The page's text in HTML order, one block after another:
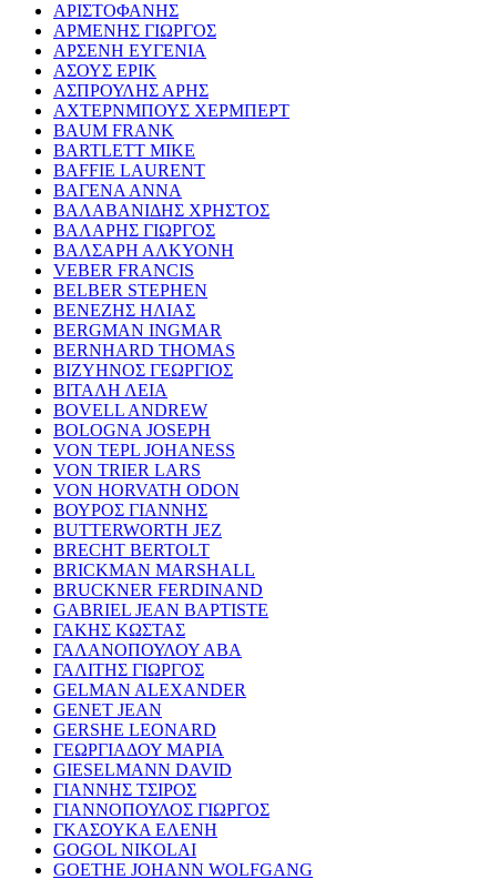
ΑΡΙΣΤΟΦΑΝΗΣ
ΑΡΜΕΝΗΣ ΓΙΩΡΓΟΣ
ΑΡΣΕΝΗ ΕΥΓΕΝΙΑ
ΑΣΟΥΣ ΕΡΙΚ
ΑΣΠΡΟΥΛΗΣ ΑΡΗΣ
ΑΧΤΕΡΝΜΠΟΥΣ ΧΕΡΜΠΕΡΤ
BAUM FRANK
BARTLETT MIKE
BAFFIE LAURENT
ΒΑΓΕΝΑ ΑΝΝΑ
ΒΑΛΑΒΑΝΙΔΗΣ ΧΡΗΣΤΟΣ
ΒΑΛΑΡΗΣ ΓΙΩΡΓΟΣ
ΒΑΛΣΑΡΗ ΑΛΚΥΟΝΗ
VEBER FRANCIS
BELBER STEPHEN
ΒΕΝΕΖΗΣ ΗΛΙΑΣ
BERGMAN INGMAR
BERNHARD THOMAS
ΒΙΖΥΗΝΟΣ ΓΕΩΡΓΙΟΣ
ΒΙΤΑΛΗ ΛΕΙΑ
BOVELL ANDREW
BOLOGNA JOSEPH
VON TEPL JOHANESS
VON TRIER LARS
VON HORVATH ODON
ΒΟΥΡΟΣ ΓΙΑΝΝΗΣ
BUTTERWORTH JEZ
BRECHT BERTOLT
BRICKMAN MARSHALL
BRUCKNER FERDINAND
GABRIEL JEAN BAPTISTE
ΓΑΚΗΣ ΚΩΣΤΑΣ
ΓΑΛΑΝΟΠΟΥΛΟΥ ΑΒΑ
ΓΑΛΙΤΗΣ ΓΙΩΡΓΟΣ
GELMAN ALEXANDER
GENET JEAN
GERSHE LEONARD
ΓΕΩΡΓΙΑΔΟΥ ΜΑΡΙΑ
GIESELMANN DAVID
ΓΙΑΝΝΗΣ ΤΣΙΡΟΣ
ΓΙΑΝΝΟΠΟΥΛΟΣ ΓΙΩΡΓΟΣ
ΓΚΑΣΟΥΚΑ ΕΛΕΝΗ
GOGOL NIKOLAI
GOETHE JOHANN WOLFGANG